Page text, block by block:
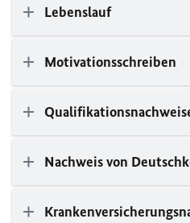
Lebenslauf
Motivationsschreiben
Nachweis von